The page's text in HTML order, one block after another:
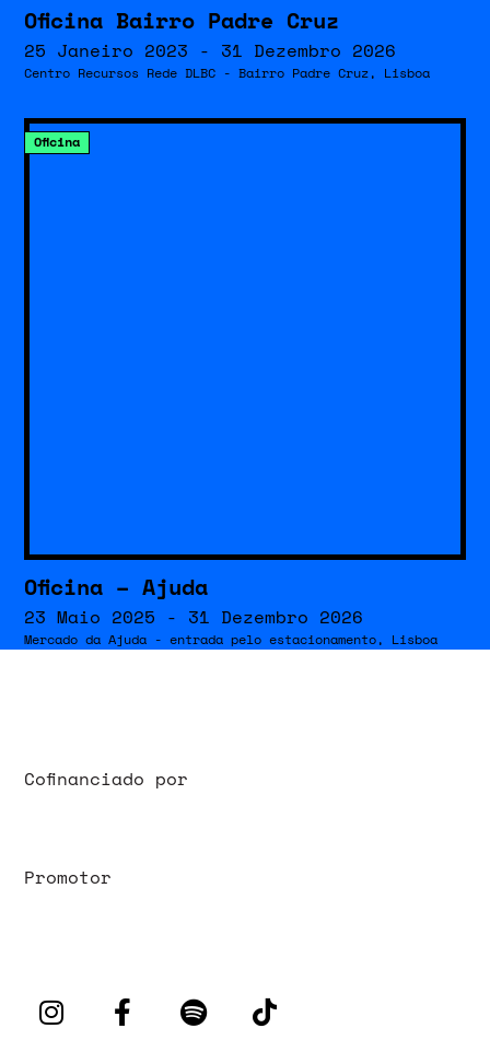
Oficina Bairro Padre Cruz
25 Janeiro 2023 - 31 Dezembro 2026
Centro Recursos Rede DLBC - Bairro Padre Cruz, Lisboa
Oficina
Oficina – Ajuda
23 Maio 2025 - 31 Dezembro 2026
Mercado da Ajuda - entrada pelo estacionamento, Lisboa
Cofinanciado por
Promotor